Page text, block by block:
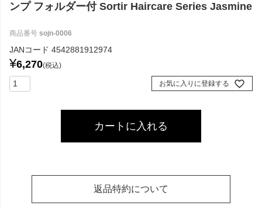
ンプ フォルダー付 Sortir Haircare Series Jasmine
商品番号 sojn-0006
JANコード 4542881912974
¥6,270 税込
お気に入りに登録する
カートに入れる
返品特約について